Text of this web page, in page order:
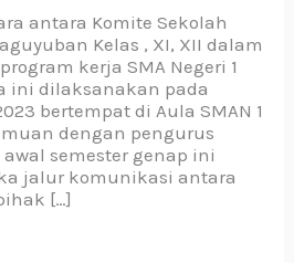
antara Komite Sekolah
Kelas , XI, XII dalam
kerja SMA Negeri 1
ini dilaksanakan pada
bertempat di Aula SMAN 1
dengan pengurus
semester genap ini
jalur komunikasi antara
[…]